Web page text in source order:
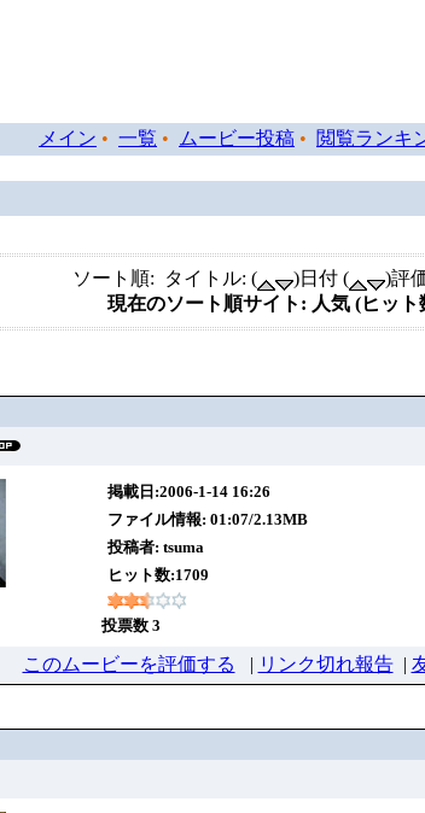
メイン • 一覧 • ムービー投稿 • 閲覧ランキ
ソート順: タイトル: ( )日付 ( )評
現在のソート順サイト: 人気 (ヒット
掲載日:2006-1-14 16:26
ファイル情報: 01:07/2.13MB
投稿者: tsuma
ヒット数:1709
投票数 3
このムービーを評価する | リンク切れ報告|